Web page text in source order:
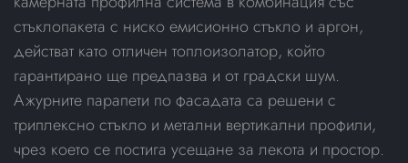
стъклопакета с ниско емисионно стъкло и аргон,
действат като отличен топлоизолатор, който
гарантирано ще предпазва и от градски шум.
Ажурните парапети по фасадата са решени с
триплексно стъкло и метални вертикални профили,
чрез което се постига усещане за лекота и простор.